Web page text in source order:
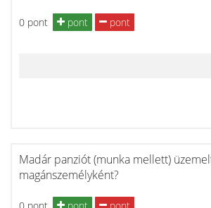
0 pont pont pont
Madár panziót (munka mellett)
magánszemélyként?
0 pont